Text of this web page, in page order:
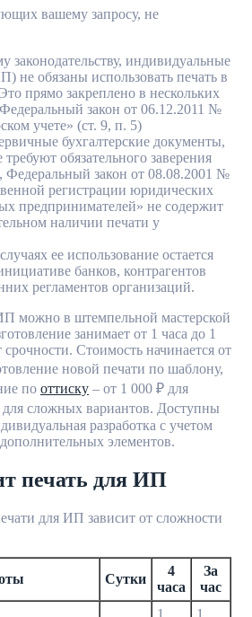
вашему запросу, не
законодательству, индивидуальные
не обязаны использовать печать в
прямо закреплено в нескольких
закон от 06.12.2011 №
учете» (ст. 9, п. 5)
бухгалтерские документы,
обязательного заверения
Федеральный закон от 08.08.2001 №
регистрации юридических
предпринимателей» не содержит
наличии печати у
ее использование остается
банков, контрагентов
регламентов организаций.
можно в штемпельной мастерской
занимает от 1 часа до 1
Стоимость начинается от
новой печати по шаблону,
по оттиску – от 1 000 ₽ для
сложных вариантов. Доступны
разработка с учетом
элементов.
печать для ИП
для ИП зависит от сложности
Сутки
4
часа
За
час